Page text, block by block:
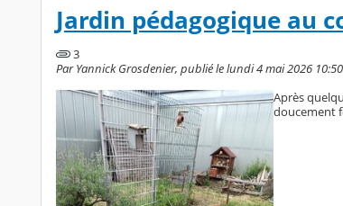
Jardin pédagogique au
3
Par Yannick Grosdenier, publié le lundi 4 mai 2026
Après
doucement